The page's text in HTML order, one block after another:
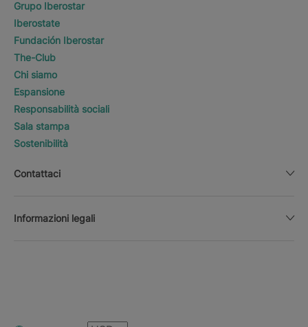
Grupo Iberostar
Iberostate
Fundación Iberostar
The-Club
Chi siamo
Espansione
Responsabilità sociali
Sala stampa
Sostenibilità
Contattaci
Informazioni legali